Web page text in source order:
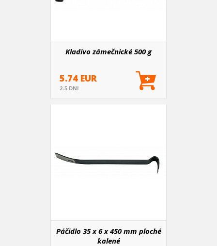
Kladivo zámečnické 500 g
5.74 EUR
2-5 DNI
Páčidlo 35 x 6 x 450 mm ploché
kalené